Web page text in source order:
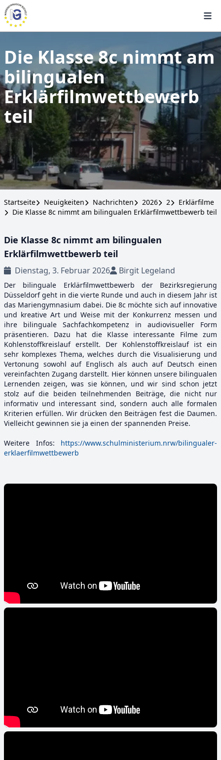
Die Klasse 8c nimmt am
bilingualen
Erklärfilmwettbewerb
teil
Startseite Neuigkeiten Nachrichten 2026 2
Erklärfilme
Die Klasse 8c nimmt am bilingualen Erklärfilmwettbewerb teil
Die Klasse 8c nimmt am bilingualen
Erklärfilmwettbewerb teil
Dienstag, 3. Februar 2026 Birgit Legeland
Der bilinguale Erklärfilmwettbewerb der Bezirksregierung
Düsseldorf geht in die vierte Runde und auch in diesem Jahr ist
das Mariengymnasium dabei. Die 8c möchte sich auf innovative
und kreative Art und Weise mit der Konkurrenz messen und
ihre bilinguale Sachfachkompetenz in audiovisueller Form
präsentieren. Dazu hat die Klasse interessante Filme zum
Kohlenstoffkreislauf erstellt. Der Kohlenstoffkreislauf ist ein
sehr komplexes Thema, welches durch die Visualisierung und
Vertonung sowohl auf Englisch als auch auf Deutsch einen
vereinfachten Zugang darstellt. Hier können unsere bilingualen
Lernenden zeigen, was sie können, und wir sind schon jetzt
stolz auf die beiden teilnehmenden Beiträge, die nicht nur
informativ und interessant sind, sondern auch alle formalen
Kriterien erfüllen. Wir drücken den Beiträgen fest die Daumen.
Vielleicht gewinnen sie ja einen der spannenden Preise.
Weitere Infos: https://www.schulministerium.nrw/bilingualer-
erklaerfilmwettbewerb